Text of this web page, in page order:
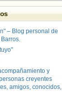
– Blog personal de
y
creyentes
amigos, conocidos,